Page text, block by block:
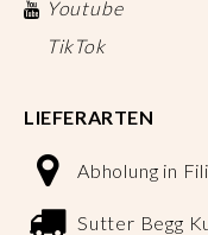
Youtube
TikTok
LIEFERARTEN
Abholung in
Sutter Begg